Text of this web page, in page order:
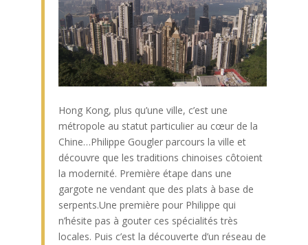
Hong Kong, plus qu’une ville, c’est une
métropole au statut particulier au cœur de la
Chine…Philippe Gougler parcours la ville et
découvre que les traditions chinoises côtoient
la modernité. Première étape dans une
gargote ne vendant que des plats à base de
serpents.Une première pour Philippe qui
n’hésite pas à gouter ces spécialités très
locales. Puis c’est la découverte d’un réseau de